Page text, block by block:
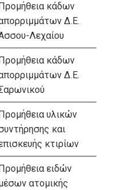
Προμήθεια κάδων
Δ.Ε.
Λεχαίου
Προμήθεια κάδων
Δ.Ε.
Προμήθεια υλικών
και
κτιρίων
Προμήθεια ειδών
ατομικής